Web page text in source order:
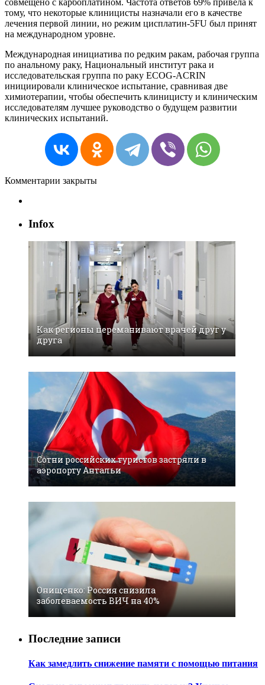
тому, что некоторые клиницисты назначали его в качестве
лечения первой линии, но режим цисплатин-5FU был принят
на международном уровне.
Международная инициатива по редким ракам, рабочая группа
по анальному раку, Национальный институт рака и
исследовательская группа по раку ECOG-ACRIN
инициировали клиническое испытание, сравнивая две
химиотерапии, чтобы обеспечить клиницисту и клиническим
исследователям лучшее руководство о будущем развитии
клинических испытаний.
Комментарии закрыты
Infox
Как регионы переманивают врачей друг у
друга
Сотни российских туристов застряли в
аэропорту Антальи
Онищенко: Россия снизила
заболеваемость ВИЧ на 40%
Последние записи
Как замедлить снижение памяти с помощью питания